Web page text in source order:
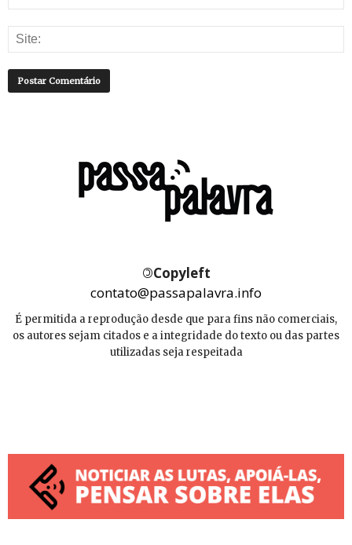
©Copyleft
contato@passapalavra.info
É permitida a reprodução desde que para fins não comerciais,
os autores sejam citados e a integridade do texto ou das partes
utilizadas seja respeitada